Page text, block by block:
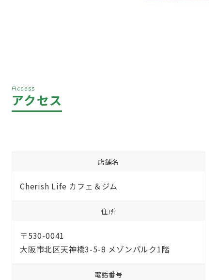
Access
アクセス
店舗名
Cherish Life カフェ＆ジム
住所
〒530-0041
大阪市北区天神橋3-5-8 メゾンパルク1階
電話番号